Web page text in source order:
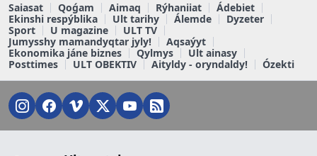
Saiasat Qoǵam Aimaq Rýhaniiat
Ádebiet
Ekinshi respýblika
Ult tarihy Álemde
Dyzeter
Sport
U magazine
ULT TV
Jumysshy mamandyqtar jyly!
Aqsaýyt
Ekonomika jáne biznes
Qylmys
Ult ainasy
Posttimes
ULT OBEKTIV Aityldy - oryndaldy! Ózekti